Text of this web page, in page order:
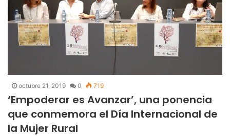
octubre 21, 2019 0 719
‘Empoderar es Avanzar’, una ponencia
que conmemora el Día Internacional de
la Mujer Rural